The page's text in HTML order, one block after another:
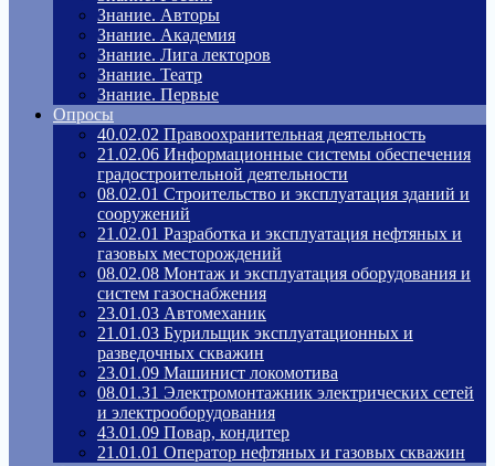
Знание. Авторы
Знание. Академия
Знание. Лига лекторов
Знание. Театр
Знание. Первые
Опросы
40.02.02 Правоохранительная деятельность
21.02.06 Информационные системы обеспечения
градостроительной деятельности
08.02.01 Строительство и эксплуатация зданий и
сооружений
21.02.01 Разработка и эксплуатация нефтяных и
газовых месторождений
08.02.08 Монтаж и эксплуатация оборудования и
систем газоснабжения
23.01.03 Автомеханик
21.01.03 Бурильщик эксплуатационных и
разведочных скважин
23.01.09 Машинист локомотива
08.01.31 Электромонтажник электрических сетей
и электрооборудования
43.01.09 Повар, кондитер
21.01.01 Оператор нефтяных и газовых скважин